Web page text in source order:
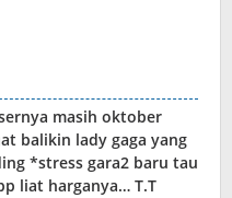
masih oktober
balikin lady gaga yang
*stress gara2 baru tau
liat harganya… T.T